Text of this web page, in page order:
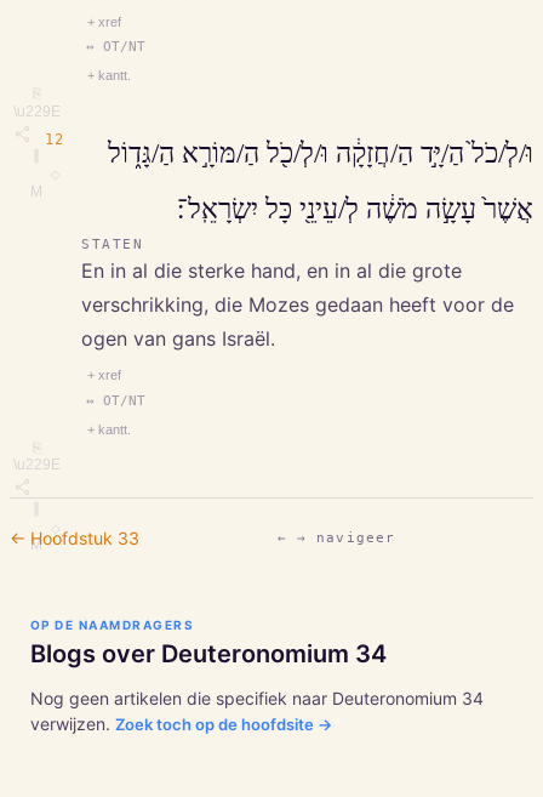
⎘
\u229E
M
+ xref
↔ OT/NT
+ kantt.
12
⎘
\u229E
M
וּ/לְ/כֹל֙ הַ/יָּ֣ד הַ/חֲזָקָ֔ה וּ/לְ/כֹ֖ל הַ/מּוֹרָ֣א הַ/גָּד֑וֹל
אֲשֶׁר֙ עָשָׂ֣ה מֹשֶׁ֔ה לְ/עֵינֵ֖י כָּל יִשְׂרָאֵֽל־׃
STATEN
En in al die sterke hand, en in al die grote
verschrikking, die Mozes gedaan heeft voor de
ogen van gans Israël.
+ xref
↔ OT/NT
+ kantt.
← Hoofdstuk 33 ← → navigeer
OP DE NAAMDRAGERS
Blogs over Deuteronomium 34
Nog geen artikelen die specifiek naar Deuteronomium 34
verwijzen. Zoek toch op de hoofdsite →